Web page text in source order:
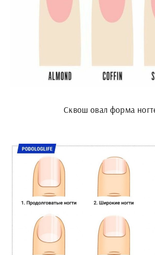
Сквош овал форма